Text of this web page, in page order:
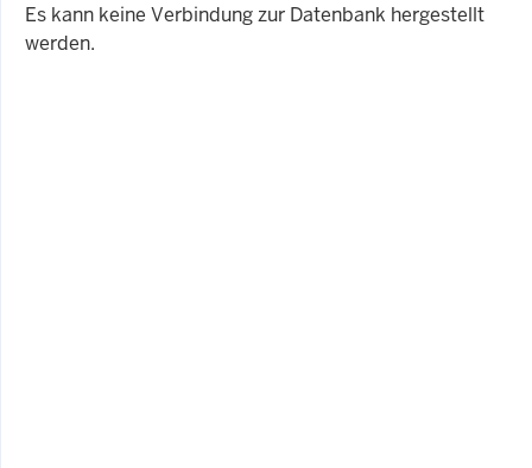
Es kann keine Verbindung zur Datenbank hergestellt
werden.